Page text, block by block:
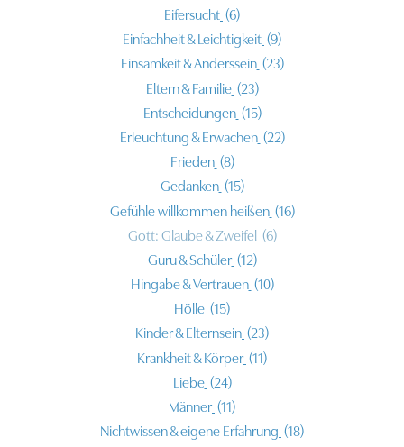
Eifersucht (6)
Einfachheit & Leichtigkeit (9)
Einsamkeit & Anderssein (23)
Eltern & Familie (23)
Entscheidungen (15)
Erleuchtung & Erwachen (22)
Frieden (8)
Gedanken (15)
Gefühle willkommen heißen (16)
Gott: Glaube & Zweifel (6)
Guru & Schüler (12)
Hingabe & Vertrauen (10)
Hölle (15)
Kinder & Elternsein (23)
Krankheit & Körper (11)
Liebe (24)
Männer (11)
Nichtwissen & eigene Erfahrung (18)